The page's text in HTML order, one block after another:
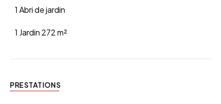
1 Abri de jardin
1 Jardin 272 m²
PRESTATIONS